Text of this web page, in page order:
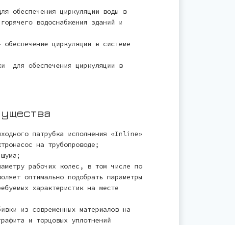
обеспечения циркуляции воды в
водоснабжения зданий и
обеспечение циркуляции в системе
для обеспечения циркуляции в
патрубка исполнения «Inline»
на трубопроводе;
рабочих колес, в том числе по
оптимально подобрать параметры
характеристик на месте
из современных материалов на
и торцовых уплотнений